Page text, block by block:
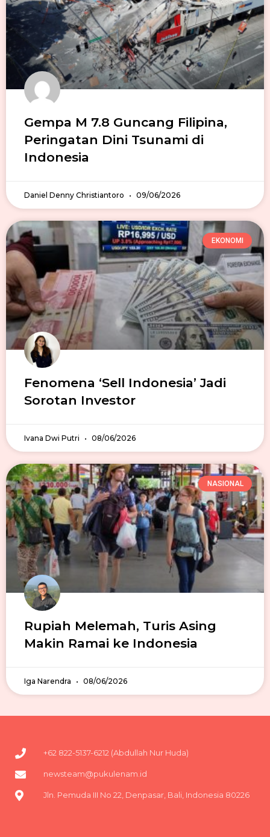
Gempa M 7.8 Guncang Filipina,
Peringatan Dini Tsunami di
Indonesia
Daniel Denny Christiantoro 09/06/2026
EKONOMI
Fenomena ‘Sell Indonesia’ Jadi
Sorotan Investor
Ivana Dwi Putri 08/06/2026
NASIONAL
Rupiah Melemah, Turis Asing
Makin Ramai ke Indonesia
Iga Narendra 08/06/2026
+62 822-5137-6212 (Abdullah Nur Huda)
newsteam@pukulenam.id
Jln. Pemuda III No 22, Denpasar, Bali, Indonesia 80226